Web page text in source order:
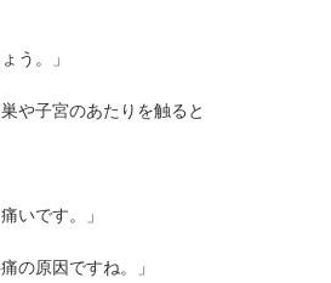
う。」
や子宮のあたりを触ると
いです。」
の原因ですね。」